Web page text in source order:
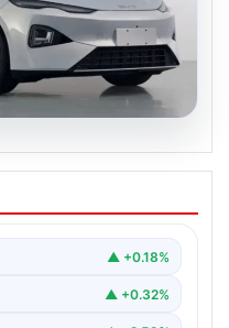
dönemi mi
▲ +0.18%
▲ +0.32%